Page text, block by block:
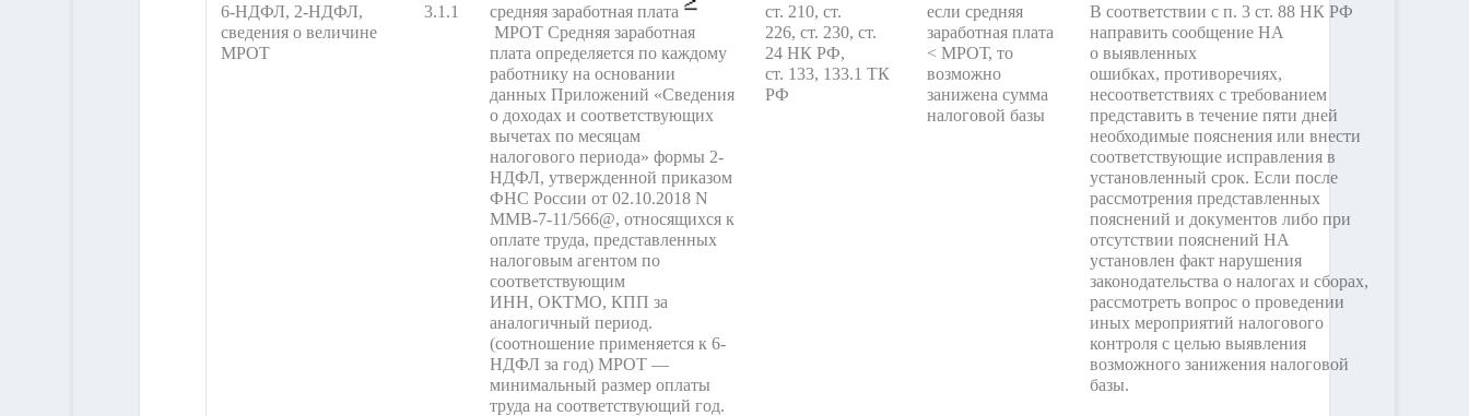
6-НДФЛ, 2-НДФЛ,
сведения о величине
МРОТ
3.1.1
средняя заработная плата
МРОТ Средняя заработная
плата определяется по каждому
работнику на основании
данных Приложений «Сведения
о доходах и соответствующих
вычетах по месяцам
налогового периода» формы 2-
НДФЛ, утвержденной приказом
ФНС России от 02.10.2018 N
ММВ-7-11/566@, относящихся к
оплате труда, представленных
налоговым агентом по
соответствующим
ИНН, ОКТМО, КПП за
аналогичный период.
(соотношение применяется к 6-
НДФЛ за год) МРОТ —
минимальный размер оплаты
труда на соответствующий год.
ст. 210, ст.
226, ст. 230, ст.
24 НК РФ,
ст. 133, 133.1 ТК
РФ
если средняя
заработная плата
< МРОТ, то
возможно
занижена сумма
налоговой базы
В соответствии с п. 3 ст. 88 НК РФ
направить сообщение НА
о выявленных
ошибках, противоречиях,
несоответствиях с требованием
представить в течение пяти дней
необходимые пояснения или внести
соответствующие исправления в
установленный срок. Если после
рассмотрения представленных
пояснений и документов либо при
отсутствии пояснений НА
установлен факт нарушения
законодательства о налогах и сборах,
рассмотреть вопрос о проведении
иных мероприятий налогового
контроля с целью выявления
возможного занижения налоговой
базы.